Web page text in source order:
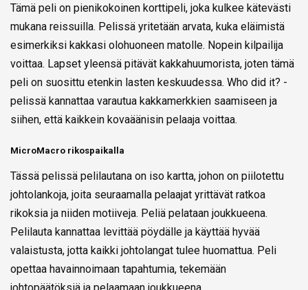
Tämä peli on pienikokoinen korttipeli, joka kulkee kätevästi
mukana reissuilla. Pelissä yritetään arvata, kuka eläimistä
esimerkiksi kakkasi olohuoneen matolle. Nopein kilpailija
voittaa. Lapset yleensä pitävät kakkahuumorista, joten tämä
peli on suosittu etenkin lasten keskuudessa. Who did it? -
pelissä kannattaa varautua kakkamerkkien saamiseen ja
siihen, että kaikkein kovaäänisin pelaaja voittaa.
MicroMacro rikospaikalla
Tässä pelissä pelilautana on iso kartta, johon on piilotettu
johtolankoja, joita seuraamalla pelaajat yrittävät ratkoa
rikoksia ja niiden motiiveja. Peliä pelataan joukkueena.
Pelilauta kannattaa levittää pöydälle ja käyttää hyvää
valaistusta, jotta kaikki johtolangat tulee huomattua. Peli
opettaa havainnoimaan tapahtumia, tekemään